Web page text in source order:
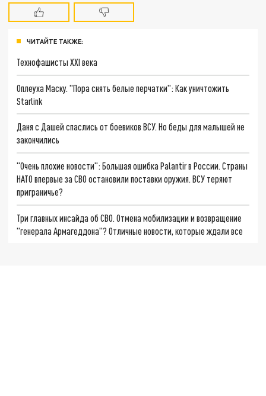
ЧИТАЙТЕ ТАКЖЕ:
Технофашисты XXI века
Оплеуха Маску. "Пора снять белые перчатки": Как уничтожить
Starlink
Даня с Дашей спаслись от боевиков ВСУ. Но беды для малышей не
закончились
"Очень плохие новости": Большая ошибка Palantir в России. Страны
НАТО впервые за СВО остановили поставки оружия. ВСУ теряют
приграничье?
Три главных инсайда об СВО. Отмена мобилизации и возвращение
"генерала Армагеддона"? Отличные новости, которые ждали все